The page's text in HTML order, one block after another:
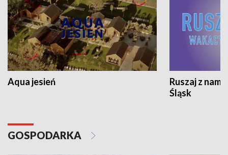
Aqua jesień
Ruszaj z
Śląsk
GOSPODARKA